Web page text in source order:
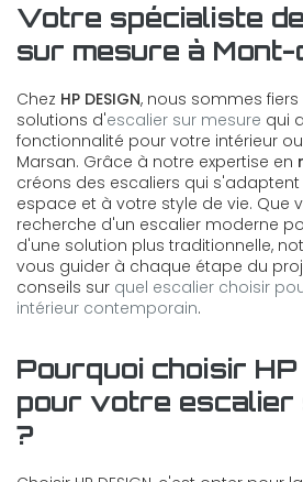
Votre spécialiste
sur mesure à
Chez HP DESIGN, nous sommes
solutions d'escalier sur mesure qui
fonctionnalité pour votre intérieur
Marsan. Grâce à notre expertise en
créons des escaliers qui
espace et à votre style de vie. Que
recherche d'un escalier moderne
d'une solution plus traditionnelle,
vous guider à chaque étape du
conseils sur quel escalier choisir
intérieur contemporain.
Pourquoi choisir HP
pour votre escalier
?